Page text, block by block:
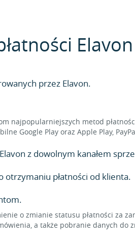
przez Elavon.
najpopularniejszych metod
Google Play oraz Apple Play,
z dowolnym kanałem
płatności od klienta.
o zmianie statusu płatności za
a także pobranie danych do